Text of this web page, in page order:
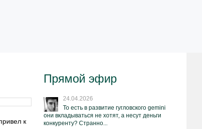
к
Прямой эфир
24.04.2026
То есть в развитие гугловского gemini
они вкладываться не хотят, а несут деньги
конкуренту? Странно...